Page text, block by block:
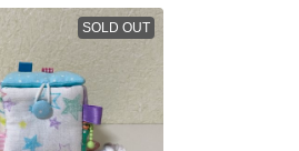
SOLD OUT